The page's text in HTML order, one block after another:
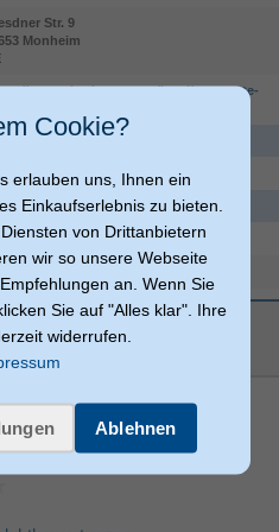
Str. 9
Monheim
countries.hama.com/legal/corporate-
anzeigen
Cookie?
erlauben uns, Ihnen ein
Einkaufserlebnis zu bieten.
von Drittanbietern
wir so unsere Webseite
an. Wenn Sie
Sie auf "Alles klar". Ihre
widerrufen.
Ablehnen